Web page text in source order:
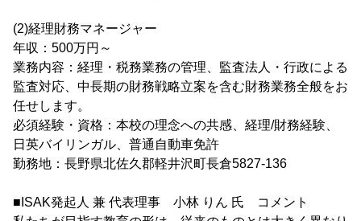
(2)経理財務マネージャー
年収：500万円～
業務内容：経理・税務業務の管理、監査法人・行政による
監査対応、中長期の財務戦略立案を含む財務業務全般をお
任せします。
必須経験・資格：本校の理念への共感、経理/財務経験、
日英バイリンガル、普通自動車免許
勤務地：長野県北佐久郡軽井沢町長倉5827-136
■ISAK発起人 兼 代表理事 小林 りん 氏 コメント